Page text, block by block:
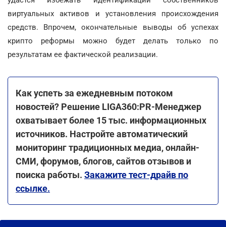
виртуальных активов и установления происхождения
средств. Впрочем, окончательные выводы об успехах
крипто реформы можно будет делать только по
результатам ее фактической реализации.
Как успеть за ежедневным потоком
новостей? Решение LIGA360:PR-Менеджер
охватывает более 15 тыс. информационных
источников. Настройте автоматический
мониторинг традиционных медиа, онлайн-
СМИ, форумов, блогов, сайтов отзывов и
поиска работы. Закажите тест-драйв по
ссылке.